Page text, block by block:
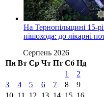
На Тернопільщині 15-
пішохода: до лікарні
Серпень 2026
Пн Вт Ср Чт Пт Сб Нд
1
2
3
4 5 6 7 8
9
10 11 12 13 14 15 16